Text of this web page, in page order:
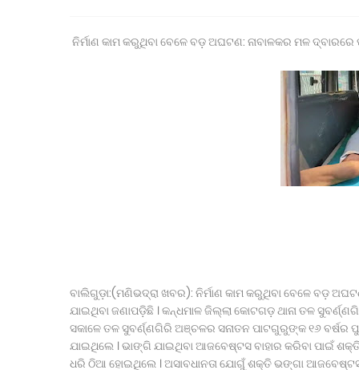
ସାମ୍ବାଦିକ ଭବନରେ ମେଗା ରକ୍ତଦାନ ଶିବିର, ୯୩ ୟୁନିଟ୍ ସଂଗୃହିତ
ପୂର୍ବତନ ସେନା ଅଧିକାରୀଙ୍କ ନାଁରେ ପୋଲିସର ମିଥ୍ୟା ମାମଲା ,
ରାଷ୍ଟ୍ରପତିଙ୍କୁ ଓଡ଼ିଶାର ହସ୍ତତନ୍ତ ଓ ହସ୍ତଶିଳ୍ପର କଳାକୃତି
ମାନ୍ୟବର ରାଷ୍ଟ୍ରପତିଙ୍କୁ ବ୍ରହ୍ମପୁର ରେଳଷ୍ଟେସନରେ ବିପୁଳ
ପ୍ରାରମ୍ଭିକ ପର୍ଯ୍ୟାୟରେ ମୁଖ୍ୟମନ୍ତ୍ରୀଙ୍କ ୧୧୦ କୋଟି
ମୋବାଇଲ ବ୍ଲାଷ୍ଟ ହୋଇ ଘରେ ଲାଗିଲା ନିଆଁ ଅଳ୍ପକେ ବର୍ତିଲେ
ଡାକ୍ତରୀ ପିଜି ପରୀକ୍ଷାର ପ୍ରଶ୍ନ ପତ୍ର ଲିକ୍ ଘଟଣାର କ୍ରାଇମ୍
ବାଇକରୁ ଖସିପଡି ମହିଳା ମୃତ, ହତ୍ୟା ଅଭିଯୋଗ ଆଣିଲେ
ନିର୍ମାଣ କାମ କରୁଥିବା ବେଳେ ବଡ଼ ଅଘଟଣ: ନାବାଳକର ମଳ ଦ୍ବାରରେ
ବାଲିଗୁଡ଼ା:(ମଣିଭଦ୍ରା ଖବର): ନିର୍ମାଣ କାମ କରୁଥିବା ବେଳେ ବଡ଼
ଯାଇଥିବା ଜଣାପଡ଼ିଛି । କନ୍ଧମାଳ ଜିଲ୍ଲା କୋଟଗଡ଼ ଥାନା ତଳ
ସକାଳେ ତଳ ସୁବର୍ଣ୍ଣଗିରି ଅଞ୍ଚଳର ସନାତନ ପାଟଗୁରୁଙ୍କ ୧୬ ବର୍ଷର
ଯାଇଥିଲେ । ଭାଙ୍ଗି ଯାଇଥିବା ଆଜବେଷ୍ଟସ ବାହାର କରିବା
ଧରି ଠିଆ ହୋଇଥିଲେ । ଅସାବଧାନତା ଯୋଗୁଁ ଶକ୍ତି ଭଙ୍ଗା